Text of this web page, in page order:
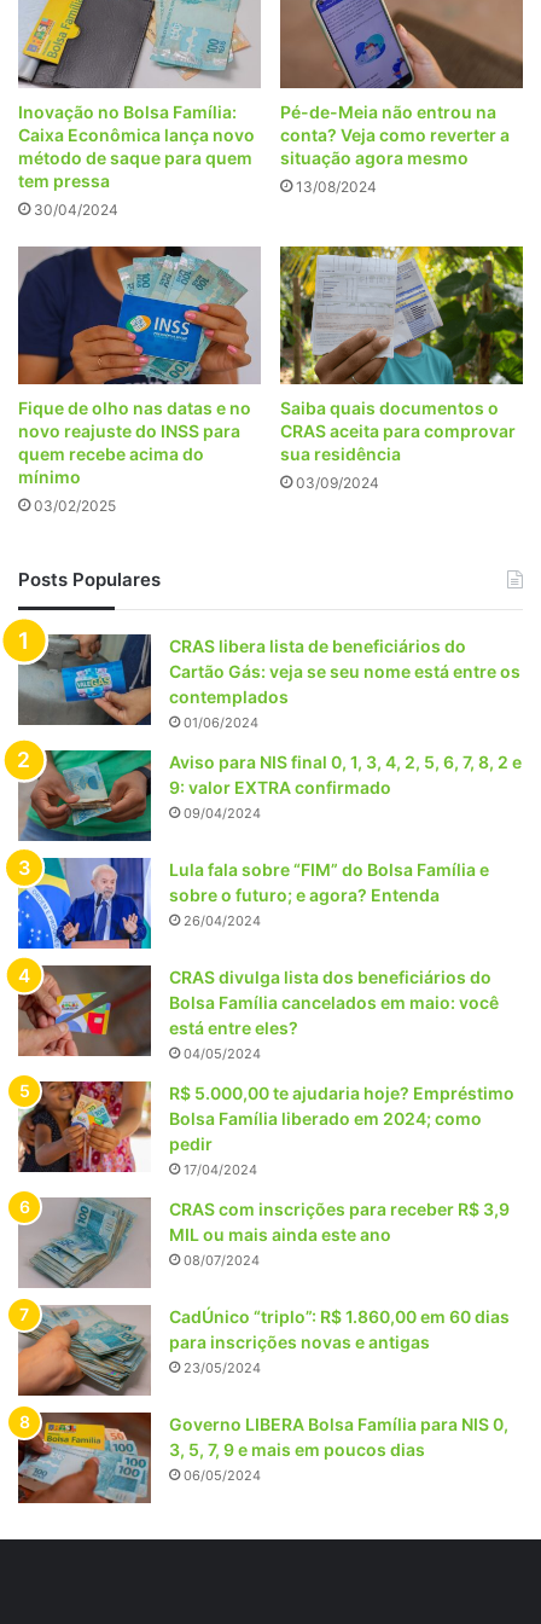
Inovação no Bolsa Família:
Caixa Econômica lança novo
método de saque para quem
tem pressa
30/04/2024
Pé-de-Meia não entrou na
conta? Veja como reverter a
situação agora mesmo
13/08/2024
Fique de olho nas datas e no
novo reajuste do INSS para
quem recebe acima do
mínimo
03/02/2025
Saiba quais documentos o
CRAS aceita para comprovar
sua residência
03/09/2024
Posts Populares
CRAS libera lista de beneficiários do
Cartão Gás: veja se seu nome está entre os
contemplados
01/06/2024
Aviso para NIS final 0, 1, 3, 4, 2, 5, 6, 7, 8, 2 e
9: valor EXTRA confirmado
09/04/2024
Lula fala sobre “FIM” do Bolsa Família e
sobre o futuro; e agora? Entenda
26/04/2024
CRAS divulga lista dos beneficiários do
Bolsa Família cancelados em maio: você
está entre eles?
04/05/2024
R$ 5.000,00 te ajudaria hoje? Empréstimo
Bolsa Família liberado em 2024; como
pedir
17/04/2024
CRAS com inscrições para receber R$ 3,9
MIL ou mais ainda este ano
08/07/2024
CadÚnico “triplo”: R$ 1.860,00 em 60 dias
para inscrições novas e antigas
23/05/2024
Governo LIBERA Bolsa Família para NIS 0,
3, 5, 7, 9 e mais em poucos dias
06/05/2024